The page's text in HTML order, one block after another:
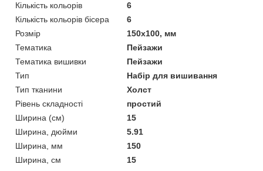
Кількість кольорів
6
Кількість кольорів бісера
6
Розмір
150x100, мм
Тематика
Пейзажи
Тематика вишивки
Пейзажи
Тип
Набір для вишивання
Тип тканини
Холст
Рівень складності
простий
Ширина (см)
15
Ширина, дюйми
5.91
Ширина, мм
150
Ширина, см
15